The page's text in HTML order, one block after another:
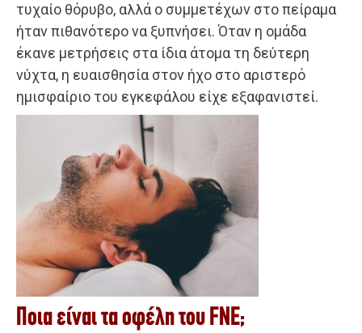
τυχαίο θόρυβο, αλλά ο συμμετέχων στο πείραμα
ήταν πιθανότερο να ξυπνήσει. Όταν η ομάδα
έκανε μετρήσεις στα ίδια άτομα τη δεύτερη
νύχτα, η ευαισθησία στον ήχο στο αριστερό
ημισφαίριο του εγκεφάλου είχε εξαφανιστεί.
Ποια είναι τα οφέλη του FNE;